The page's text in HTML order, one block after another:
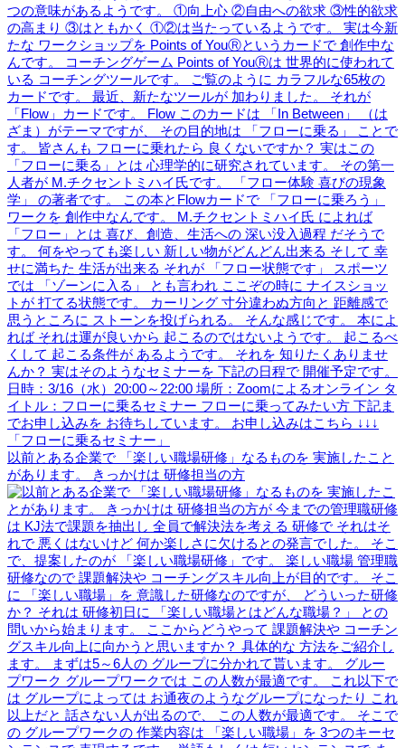
以前とある企業で 「楽しい職場研修」なるものを 実施したこと
があります。 きっかけは 研修担当の方